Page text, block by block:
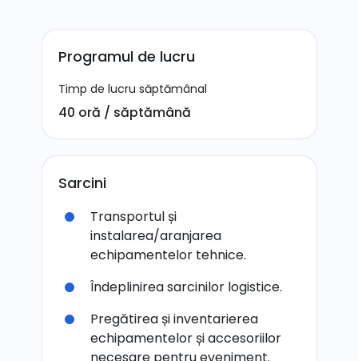
Programul de lucru
Timp de lucru săptămânal
40 oră / săptămână
Sarcini
Transportul și
instalarea/aranjarea
echipamentelor tehnice.
Îndeplinirea sarcinilor logistice.
Pregătirea și inventarierea
echipamentelor și accesoriilor